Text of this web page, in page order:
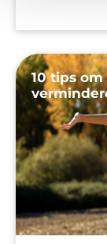
10 tips